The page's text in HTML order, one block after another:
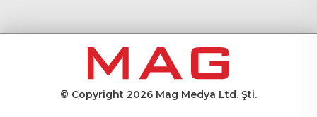
© Copyright 2026 Mag Medya Ltd. Şti.